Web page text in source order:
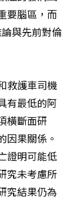
要腦區，而
與先前對倫
救護車司機
有最低的阿
橫斷面研
因果關係 。
證明可能低
究未考慮所
究結果仍為